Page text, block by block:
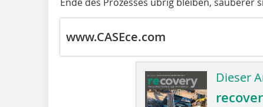
www.CASEce.com
Dieser